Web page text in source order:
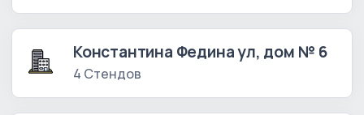
Константина Федина ул, дом № 6
4 Стендов